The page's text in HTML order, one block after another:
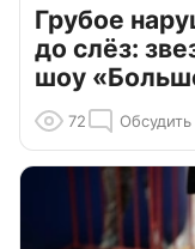
Грубое
до слёз:
шоу
72 Обсудить